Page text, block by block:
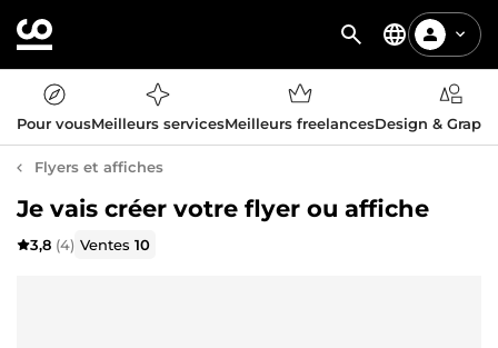
Pour vousMeilleurs servicesMeilleurs freelancesDesign &
Flyers et affiches
Je vais créer votre flyer ou affiche
3,8 (4) Ventes10